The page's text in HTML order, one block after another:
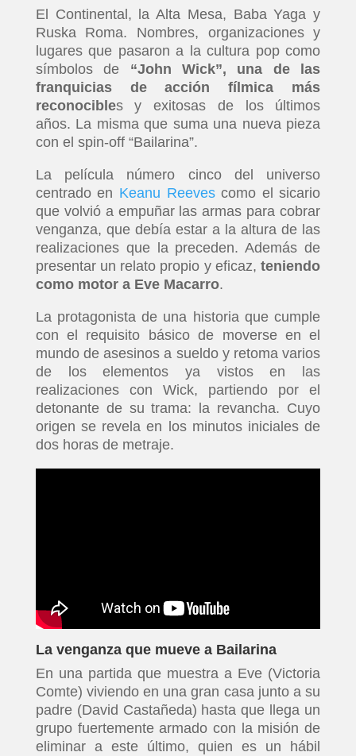
El Continental, la Alta Mesa, Baba Yaga y
Ruska Roma. Nombres, organizaciones y
lugares que pasaron a la cultura pop como
símbolos de “John Wick”, una de las
franquicias de acción fílmica más
reconocibles y exitosas de los últimos
años. La misma que suma una nueva pieza
con el spin-off “Bailarina”.
La película número cinco del universo
centrado en Keanu Reevescomo el sicario
que volvió a empuñar las armas para cobrar
venganza, que debía estar a la altura de las
realizaciones que la preceden. Además de
presentar un relato propio y eficaz, teniendo
como motor a Eve Macarro.
La protagonista de una historia que cumple
con el requisito básico de moverse en el
mundo de asesinos a sueldo y retoma varios
de los elementos ya vistos en las
realizaciones con Wick, partiendo por el
detonante de su trama: la revancha. Cuyo
origen se revela en los minutos iniciales de
dos horas de metraje.
La venganza que mueve a Bailarina
En una partida que muestra a Eve (Victoria
Comte) viviendo en una gran casa junto a su
padre (David Castañeda) hasta que llega un
grupo fuertemente armado con la misión de
eliminar a este último, quien es un hábil